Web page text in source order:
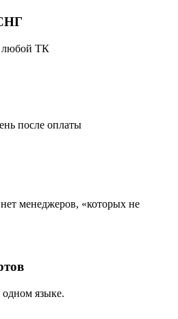
любой ТК
после оплаты
менеджеров, «которых не
языке.